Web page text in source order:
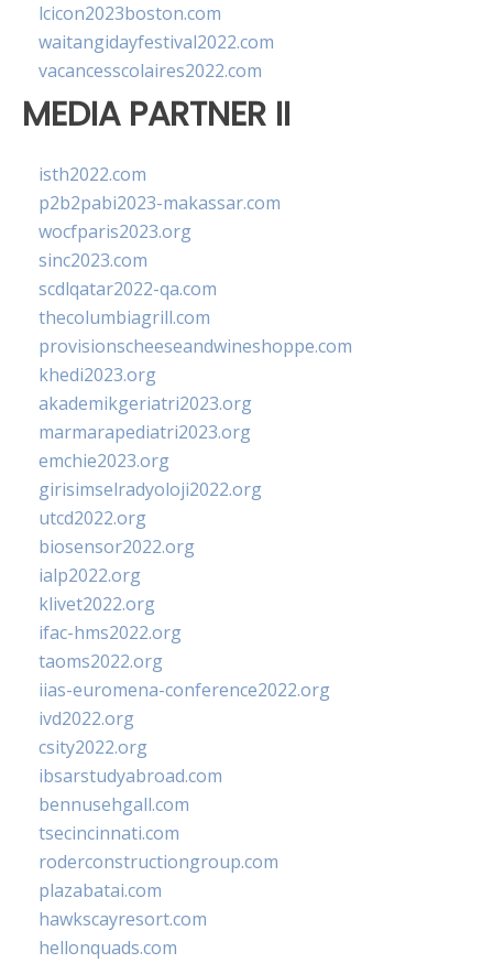
lcicon2023boston.com
waitangidayfestival2022.com
vacancesscolaires2022.com
MEDIA PARTNER II
isth2022.com
p2b2pabi2023-makassar.com
wocfparis2023.org
sinc2023.com
scdlqatar2022-qa.com
thecolumbiagrill.com
provisionscheeseandwineshoppe.com
khedi2023.org
akademikgeriatri2023.org
marmarapediatri2023.org
emchie2023.org
girisimselradyoloji2022.org
utcd2022.org
biosensor2022.org
ialp2022.org
klivet2022.org
ifac-hms2022.org
taoms2022.org
iias-euromena-conference2022.org
ivd2022.org
csity2022.org
ibsarstudyabroad.com
bennusehgall.com
tsecincinnati.com
roderconstructiongroup.com
plazabatai.com
hawkscayresort.com
hellonquads.com